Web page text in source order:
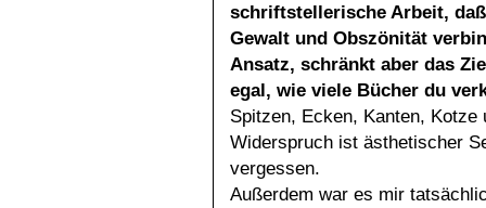
schriftstellerische Arbeit,
Gewalt und Obszönität
Ansatz, schränkt aber das
egal, wie viele Bücher du
Spitzen, Ecken, Kanten, Kotze
Widerspruch ist ästhetischer
vergessen.
Außerdem war es mir